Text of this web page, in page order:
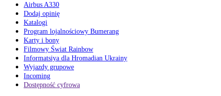
Airbus A330
Dodaj opinię
Katalogi
Program lojalnościowy Bumerang
Karty i bony
Filmowy Świat Rainbow
Informatsiya dla Hromadian Ukrainy
Wyjazdy grupowe
Incoming
Dostępność cyfrowa